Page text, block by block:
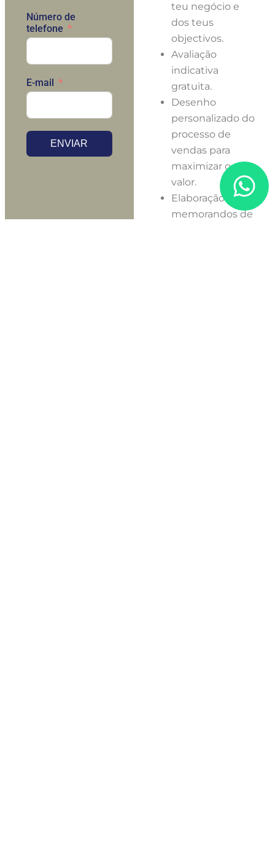
Número de
telefone
E-mail
ENVIAR
teu negócio e
dos teus
objectivos.
Avaliação
indicativa
gratuita.
Desenho
personalizado do
processo de
vendas para
maximizar o
valor.
Elaboração de
memorandos de